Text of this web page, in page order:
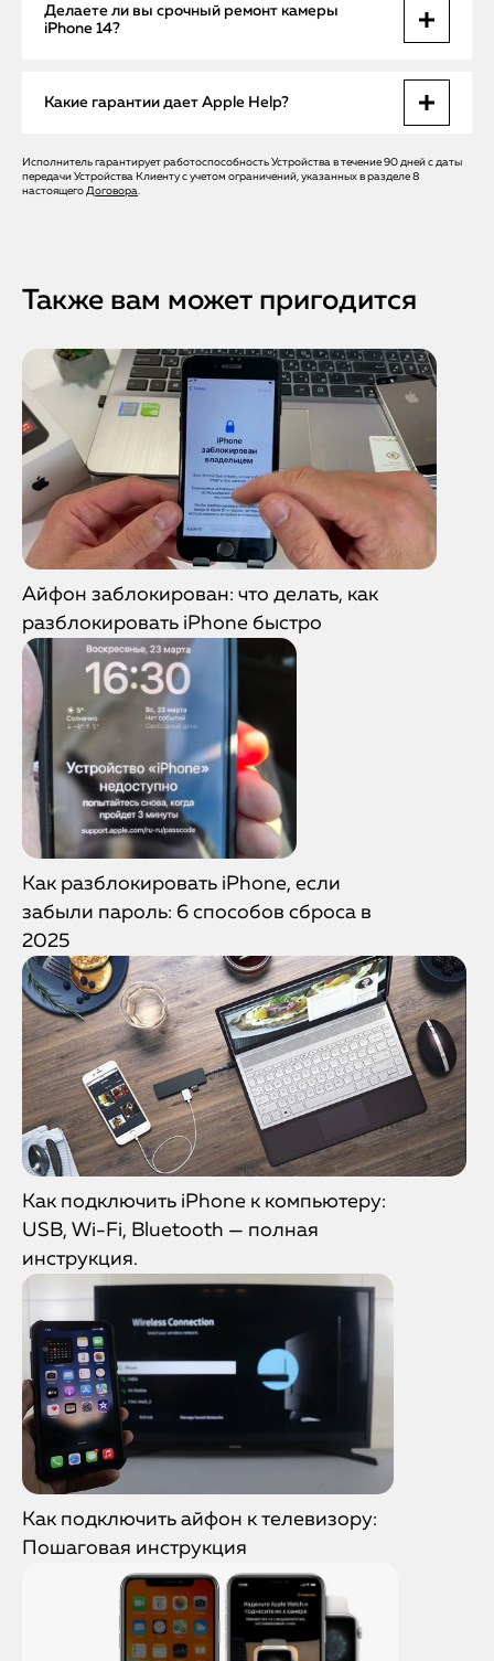
восстановление дешевле, чем замена модуля. Мы
Делаете ли вы срочный ремонт камеры
iPhone 14?
Да, выполняем срочный ремонт. Если камера не требует
замены, ее можно восстановить прямо при выезде
Какие гарантии дает Apple Help?
Мы предоставляем гарантию до 12 месяцев на все виды
ремонта и оригинальные запчасти Apple, подтверждая
Исполнитель гарантирует работоспособность Устройства в течение 90 дней с даты
передачи Устройства Клиенту с учетом ограничений, указанных в разделе 8
настоящего Договора.
Также вам может пригодится
Айфон заблокирован: что делать, как
разблокировать iPhone быстро
Как разблокировать iPhone, если
забыли пароль: 6 способов сброса в
2025
Как подключить iPhone к компьютеру:
USB, Wi-Fi, Bluetooth — полная
инструкция.
Как подключить айфон к телевизору:
Пошаговая инструкция